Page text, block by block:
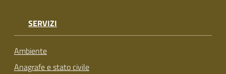
SERVIZI
Ambiente
Anagrafe e stato civile